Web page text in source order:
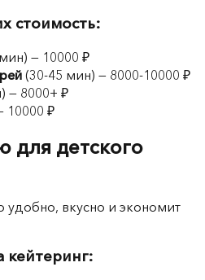
стоимость:
— 10000 ₽
(30-45 мин) — 8000-10000 ₽
— 8000+ ₽
10000 ₽
для детского
удобно, вкусно и экономит